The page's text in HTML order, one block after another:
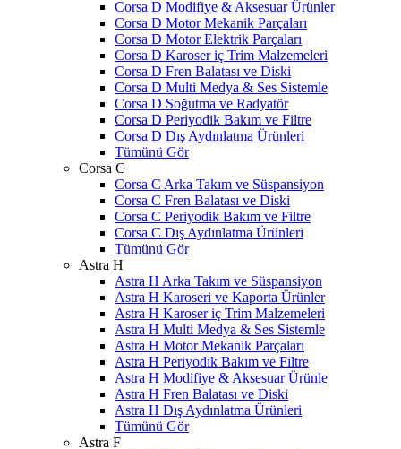
Corsa D Modifiye & Aksesuar Ürünler
Corsa D Motor Mekanik Parçaları
Corsa D Motor Elektrik Parçaları
Corsa D Karoser iç Trim Malzemeleri
Corsa D Fren Balatası ve Diski
Corsa D Multi Medya & Ses Sistemle
Corsa D Soğutma ve Radyatör
Corsa D Periyodik Bakım ve Filtre
Corsa D Dış Aydınlatma Ürünleri
Tümünü Gör
Corsa C
Corsa C Arka Takım ve Süspansiyon
Corsa C Fren Balatası ve Diski
Corsa C Periyodik Bakım ve Filtre
Corsa C Dış Aydınlatma Ürünleri
Tümünü Gör
Astra H
Astra H Arka Takım ve Süspansiyon
Astra H Karoseri ve Kaporta Ürünler
Astra H Karoser iç Trim Malzemeleri
Astra H Multi Medya & Ses Sistemle
Astra H Motor Mekanik Parçaları
Astra H Periyodik Bakım ve Filtre
Astra H Modifiye & Aksesuar Ürünle
Astra H Fren Balatası ve Diski
Astra H Dış Aydınlatma Ürünleri
Tümünü Gör
Astra F